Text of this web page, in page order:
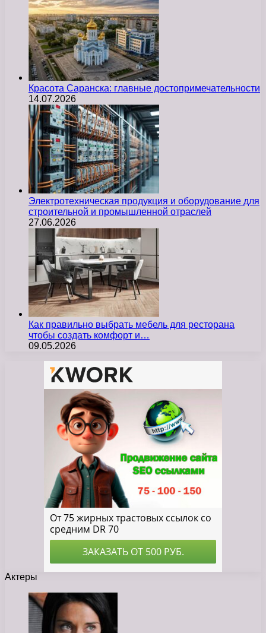
Красота Саранска: главные достопримечательности
14.07.2026
Электротехническая продукция и оборудование для
строительной и промышленной отраслей
27.06.2026
Как правильно выбрать мебель для ресторана
чтобы создать комфорт и…
09.05.2026
Актеры